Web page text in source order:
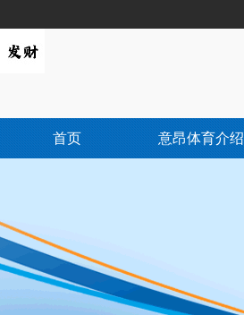
首页 意昂体育介绍